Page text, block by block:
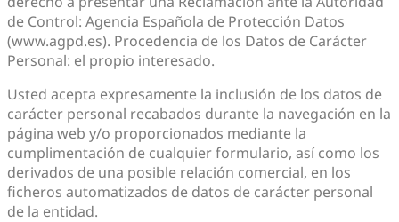
de Control: Agencia Española de Protección Datos
(www.agpd.es). Procedencia de los Datos de Carácter
Personal: el propio interesado.
Usted acepta expresamente la inclusión de los datos de
carácter personal recabados durante la navegación en la
página web y/o proporcionados mediante la
cumplimentación de cualquier formulario, así como los
derivados de una posible relación comercial, en los
ficheros automatizados de datos de carácter personal
de la entidad.